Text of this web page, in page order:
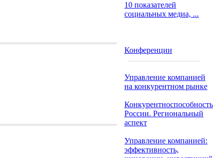
10 показателей
социальных медиа, ...
Конференции
Управление компанией
на конкурентном рынке
Конкурентноспособность
России. Региональный
аспект
Управление компанией:
эффективность,